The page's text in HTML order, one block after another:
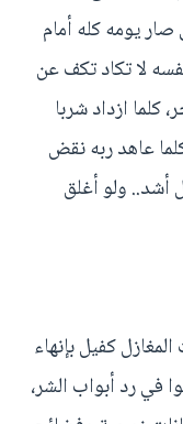
يومه كله أمام
لا تكاد تكف عن
كلما ازداد شربا
عاهد ربه نقض
أشد.. ولو أغلق
كفيل بإنهاء
في رد أبواب الشر،